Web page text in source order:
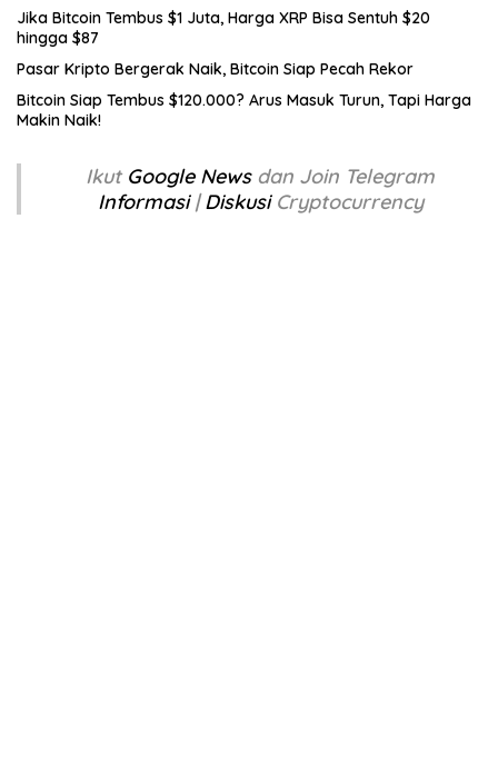
Jika Bitcoin Tembus $1 Juta, Harga XRP Bisa Sentuh $20
hingga $87
Pasar Kripto Bergerak Naik, Bitcoin Siap Pecah Rekor
Bitcoin Siap Tembus $120.000? Arus Masuk Turun, Tapi Harga
Makin Naik!
Ikut Google News dan Join Telegram
Informasi|DiskusiCryptocurrency